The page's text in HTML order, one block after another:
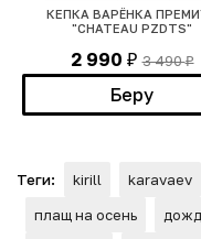
КЕПКА ВАРЁНКА
"CHATEAU PZDTS"
2 990 ₽ 3 490₽
Беру
Теги: kirill karavaev
плащ на осень